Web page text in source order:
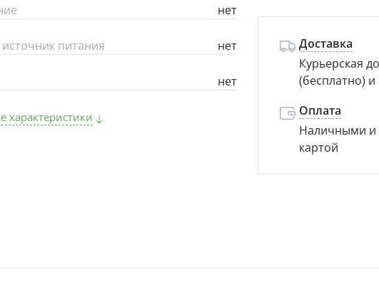
нет
питания нет
нет
характеристики
Доставка
Курьерская
(бесплатно)
Оплата
Наличными и
картой